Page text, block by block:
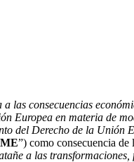
las consecuencias
Europea en materia de
del Derecho de la Unión
”) como consecuencia de
a las transformaciones,